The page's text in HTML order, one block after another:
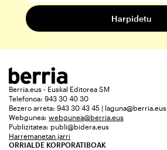
Berria.eus - Euskal Editorea SM
Telefonoa: 943 30 40 30
Bezero arreta: 943 30 43 45 | laguna@berria.eus
Webgunea: webgunea@berria.eus
Publizitatea: publi@bidera.eus
Harremanetan jarri
ORRIALDE KORPORATIBOAK